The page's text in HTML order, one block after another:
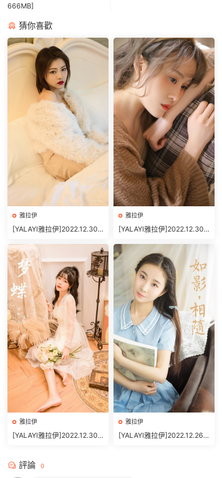
666MB]
猜你喜歡
雅拉伊
[YALAYI雅拉伊]2022.12.30
7+1P／549MB]
雅拉伊
[YALAYI雅拉伊]2022.12.30
80MB]
雅拉伊
[YALAYI雅拉伊]2022.12.30
雅拉伊
[YALAYI雅拉伊]2022.12.26
評論 0